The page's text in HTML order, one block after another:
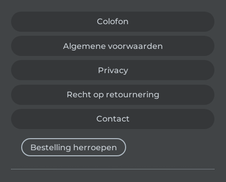
Colofon
Algemene voorwaarden
Privacy
Recht op retournering
Contact
Bestelling herroepen